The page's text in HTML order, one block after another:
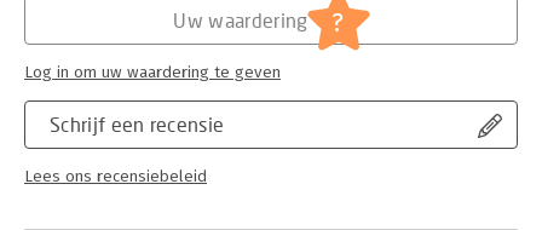
Schrijf een recensie
Lees ons recensiebeleid
Uw waardering ?
Log in om uw waardering te geven